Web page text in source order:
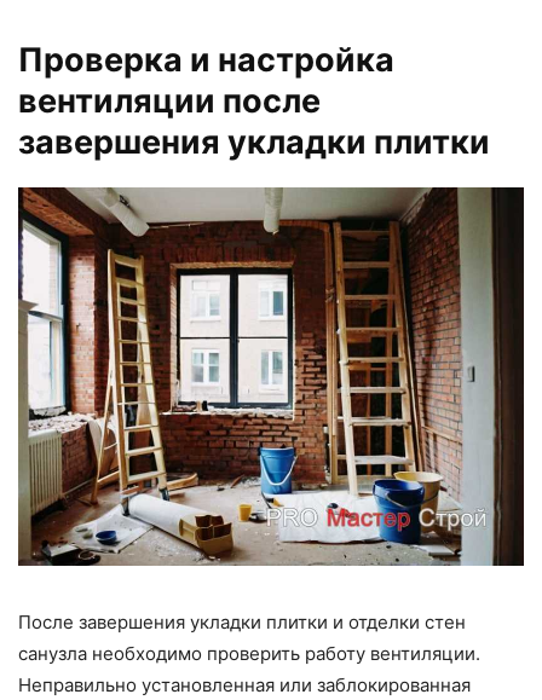
Проверка и настройка
вентиляции после
завершения укладки плитки
После завершения укладки плитки и отделки стен
санузла необходимо проверить работу вентиляции.
Неправильно установленная или заблокированная